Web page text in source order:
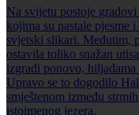
Na svijetu postoje
kojima su nastale pjesme
svjetski slikari. Međutim,
ostavila toliko snažan
izgradi ponovo,
Upravo se to dogodilo
smještenom između
istoimenog jezera.